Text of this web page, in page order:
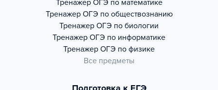
Тренажер ОГЭ по математике
Тренажер ОГЭ по обществознанию
Тренажер ОГЭ по биологии
Тренажер ОГЭ по информатике
Тренажер ОГЭ по физике
Все предметы